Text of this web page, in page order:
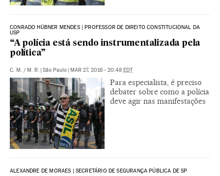
CONRADO HÜBNER MENDES | PROFESSOR DE DIREITO CONSTITUCIONAL DA
USP
“A polícia está sendo instrumentalizada pela
política”
C. M. / M. R. | São Paulo | MAR 27, 2016 - 20:48 EDT
Para especialista, é preciso
debater sobre como a polícia
deve agir nas manifestações
ALEXANDRE DE MORAES | SECRETÁRIO DE SEGURANÇA PÚBLICA DE SP